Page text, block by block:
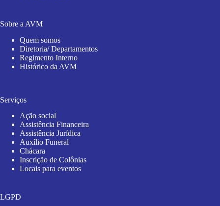
Sobre a AVM
Quem somos
Diretoria/ Departamentos
Regimento Interno
Histórico da AVM
Serviços
Ação social
Assistência Financeira
Assistência Jurídica
Auxílio Funeral
Chácara
Inscrição de Colônias
Locais para eventos
LGPD